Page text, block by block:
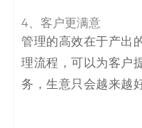
4、客户更满意
管理的高效在于产出
理流程，可以为客户
务，生意只会越来越好